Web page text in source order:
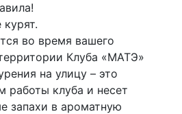
во время вашего
Клуба «МАТЭ»
на улицу – это
работы клуба и несет
запахи в ароматную